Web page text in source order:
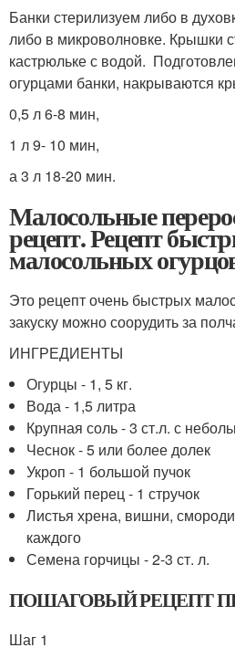
Банки стерилизуем либо в
либо в микроволновке. Крышки
кастрюльке с водой.
огурцами банки, накрываются
0,5 л 6-8 мин,
1 л 9- 10 мин,
а 3 л 18-20 мин.
Малосольные
рецепт. Рецепт
малосольных
Это рецепт очень быстрых
закуску можно соорудить за
ИНГРЕДИЕНТЫ
Огурцы - 1, 5 кг.
Вода - 1,5 литра
Крупная соль - 3 ст.л. с
Чеснок - 5 или более долек
Укроп - 1 большой пучок
Горький перец - 1 стручок
Листья хрена, вишни,
каждого
Семена горчицы - 2-3 ст. л.
ПОШАГОВЫЙ РЕЦЕПТ
Шаг 1